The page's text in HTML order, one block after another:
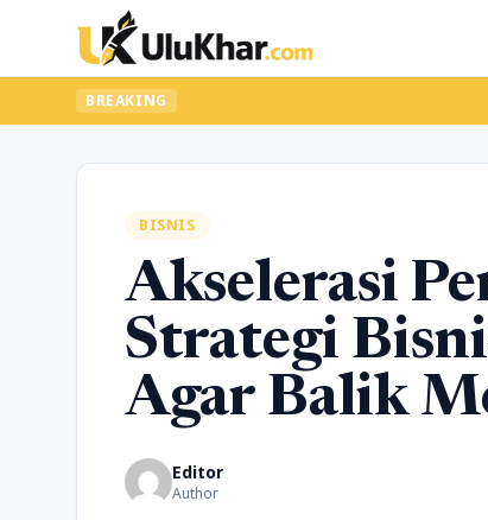
BREAKING
BISNIS
Akselerasi
Strategi
Agar Balik
Editor
Author